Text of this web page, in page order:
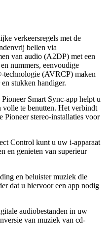
verkeersregels met de
bellen via
van audio (A2DP) met een
nummers, eenvoudige
technologie (AVRCP) maken
stukken handiger.
Pioneer Smart Sync-app helpt u
volle te benutten. Het verbindt
Pioneer stereo-installaties voor
Control kunt u uw i-apparaat
en genieten van superieur
en beluister muziek die
dat u hiervoor een app nodig
audiobestanden in uw
van muziek van cd-